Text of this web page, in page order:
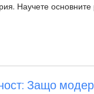
Научете основните
Защо